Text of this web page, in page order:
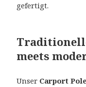
gefertigt.
meets
Unser Carport